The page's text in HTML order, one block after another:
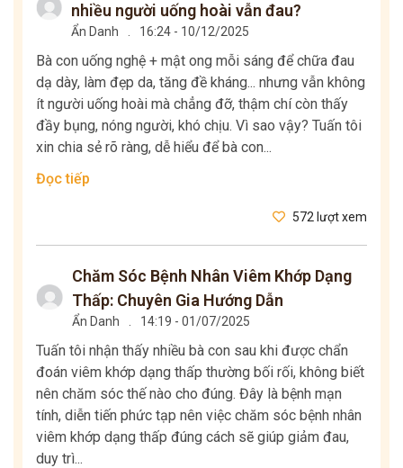
nhiều người uống hoài vẫn đau?
Ẩn Danh 16:24 - 10/12/2025
Bà con uống nghệ + mật ong mỗi sáng để chữa đau
dạ dày, làm đẹp da, tăng đề kháng... nhưng vẫn không
ít người uống hoài mà chẳng đỡ, thậm chí còn thấy
đầy bụng, nóng người, khó chịu. Vì sao vậy? Tuấn tôi
xin chia sẻ rõ ràng, dễ hiểu để bà con...
Đọc tiếp
572 lượt xem
Chăm Sóc Bệnh Nhân Viêm Khớp Dạng
Thấp: Chuyên Gia Hướng Dẫn
Ẩn Danh 14:19 - 01/07/2025
Tuấn tôi nhận thấy nhiều bà con sau khi được chẩn
đoán viêm khớp dạng thấp thường bối rối, không biết
nên chăm sóc thế nào cho đúng. Đây là bệnh mạn
tính, diễn tiến phức tạp nên việc chăm sóc bệnh nhân
viêm khớp dạng thấp đúng cách sẽ giúp giảm đau,
duy trì...